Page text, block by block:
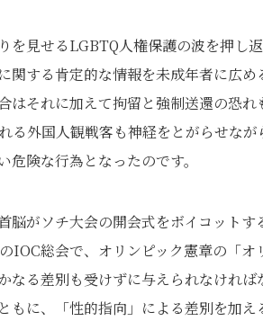
を見せるLGBTQ人権保護の波を押し
関する肯定的な情報を未成年者に広
はそれに加えて拘留と強制送還の恐
る外国人観戦客も神経をとがらせな
険な行為となったのです。
脳がソチ大会の開会式をボイコット
IOC総会で、オリンピック憲章の「
なる差別も受けずに与えられなけれ
もに、「性的指向」による差別を加え